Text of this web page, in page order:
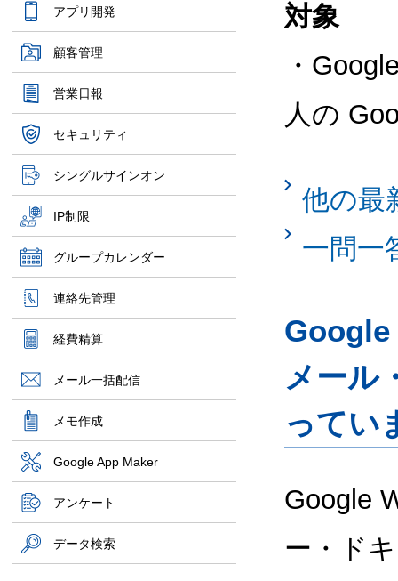
アプリ開発
顧客管理
営業日報
セキュリティ
シングルサインオン
IP制限
グループカレンダー
連絡先管理
経費精算
メール一括配信
メモ作成
Google App Maker
アンケート
データ検索
対象
・
人の
他の最
一問一
Google
メール
ってい
Google
ー・ド